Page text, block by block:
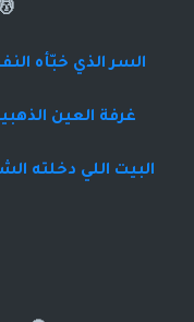
السر الذي خبّأه
غرفة العين
البيت اللي دخلته